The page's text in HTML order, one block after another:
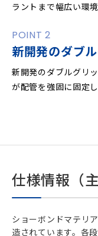
ラントまで幅広い環
POINT 2
新開発のダブ
新開発のダブルグリ
が配管を強固に固定
仕様情報（
ショーボンドマテリ
造されています。各